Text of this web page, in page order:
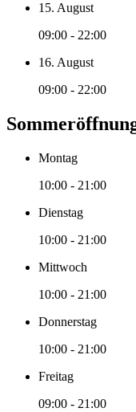
15. August
09:00 - 22:00
16. August
09:00 - 22:00
Montag
10:00 - 21:00
Dienstag
10:00 - 21:00
Mittwoch
10:00 - 21:00
Donnerstag
10:00 - 21:00
Freitag
09:00 - 21:00